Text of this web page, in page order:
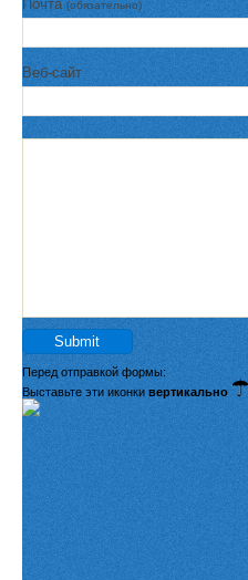
Почта (обязательно)
Веб-сайт
Перед отправкой формы:
Выставьте эти иконки вертикально